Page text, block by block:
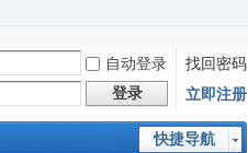
自动登录
找回密码
登录 立即注册
快捷导航